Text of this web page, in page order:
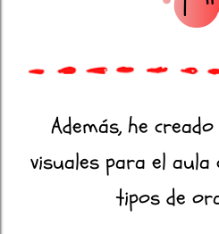
Además, he
visuales para el
tipos de